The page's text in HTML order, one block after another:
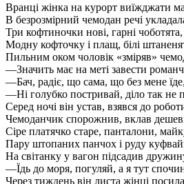
Вранці жінка на курорт виїжджати
В безрозмірний чемодан речі
Три кофтиночки нові, гарні чоботята,
Модну кофточку і плащ, білі
Пильним оком чоловік «зміряв»
—Значить має на меті завести
—Бач, радіє, що сама, що без мене їде,
—Ні голубко постривай, діло так не
Серед ночі він устав, взявся до
Чемоданчик спорожнив, вклав
Сіре платячко старе, панталони,
Пару штопаних панчох і руду
На світанку у вагон підсадив
—Їдь до моря, погуляй, а я тут
Через тиждень він листа жінці